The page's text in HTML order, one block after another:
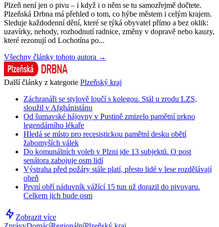
Plzeň není jen o pivu – i když i o něm se tu samozřejmě dočtete.
Plzeňská Drbna má přehled o tom, co hýbe městem i celým krajem.
Sleduje každodenní dění, které se týká obyvatel přímo a bez oklik:
uzavírky, nehody, rozhodnutí radnice, změny v dopravě nebo kauzy,
které rezonují od Lochotína po...
Všechny články tohoto autora →
Další články z kategorie Plzeňský kraj
Záchranáři se stylově loučí s kolegou. Stál u zrodu LZS,
sloužil v Afghánistánu
Od šumavské hájovny v Pustině zmizelo pamětní prkno
legendárního lékaře
Hledá se místo pro recesistickou pamětní desku obětí
žabomyších válek
Do komunálních voleb v Plzni jde 13 subjektů. O post
senátora zabojuje osm lidí
Výstraha před požáry stále platí, přesto lidé v lese rozdělávají
oheň
První obří náduvník vážící 15 tun už dorazil do pivovaru.
Celkem jich bude osm
Zobrazit více